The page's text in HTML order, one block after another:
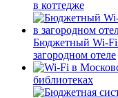
в коттедже
Бюджетный Wi-Fi
загородном отеле
библиотеках